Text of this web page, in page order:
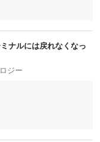
ナルには戻れなくなっ
ジー